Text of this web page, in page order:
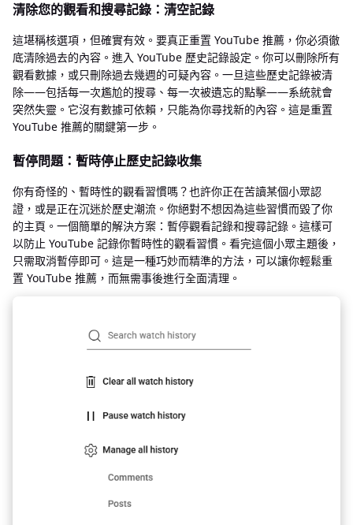
清除您的觀看和搜尋記錄：清空記錄
這堪稱核選項，但確實有效。要真正重置 YouTube 推薦，你必須徹
底清除過去的內容。進入 YouTube 歷史記錄設定。你可以刪除所有
觀看數據，或只刪除過去幾週的可疑內容。一旦這些歷史記錄被清
除——包括每一次尷尬的搜尋、每一次被遺忘的點擊——系統就會
突然失靈。它沒有數據可依賴，只能為你尋找新的內容。這是重置
YouTube 推薦的關鍵第一步。
暫停問題：暫時停止歷史記錄收集
你有奇怪的、暫時性的觀看習慣嗎？也許你正在苦讀某個小眾認
證，或是正在沉迷於歷史潮流。你絕對不想因為這些習慣而毀了你
的主頁。一個簡單的解決方案：暫停觀看記錄和搜尋記錄。這樣可
以防止 YouTube 記錄你暫時性的觀看習慣。看完這個小眾主題後，
只需取消暫停即可。這是一種巧妙而精準的方法，可以讓你輕鬆重
置 YouTube 推薦，而無需事後進行全面清理。